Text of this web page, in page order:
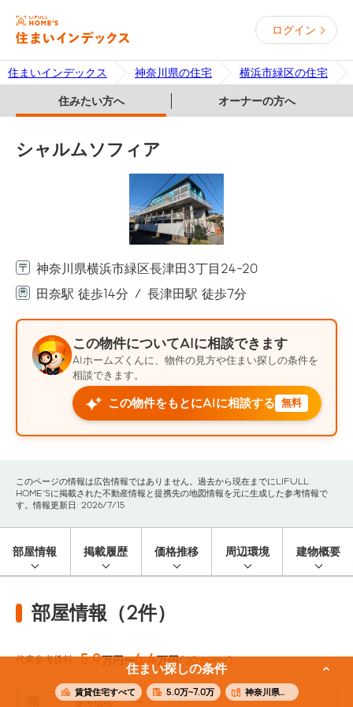
ログイン
住まいインデックス 神奈川県の住宅 横浜市緑区の住宅
住みたい方へ オーナーの方へ
住まい探しの条件
賃貸住宅すべて 5.0万~7.0万 神奈川県横浜市緑区
シャルムソフィア
神奈川県横浜市緑区長津田3丁目24-20
田奈駅 徒歩14分
長津田駅 徒歩7分
この物件についてAIに相談できます
AIホームズくんに、物件の見方や住まい探しの条件を
相談できます。
この物件をもとにAIに相談する 無料
このページの情報は広告情報ではありません。過去から現在までにLIFULL
HOME'Sに掲載された不動産情報と提携先の地図情報を元に生成した参考情報で
す。情報更新日: 2026/7/15
部屋情報 掲載履歴 価格推移 周辺環境 建物概要
部屋情報（2件）
代表参考賃料 5.9万円〜6.4万円(20.69m²)
参考価格 -